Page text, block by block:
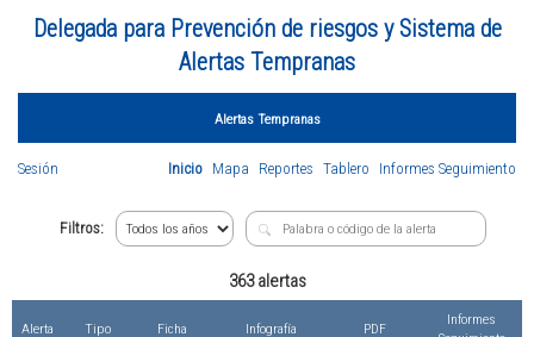
Delegada para Prevención de riesgos y Sistema de
Alertas Tempranas
Alertas Tempranas
Inicio Mapa Reportes Tablero Informes Seguimiento
Sesión
Filtros:
363 alertas
Alerta Tipo Ficha Infografía PDF
Informes